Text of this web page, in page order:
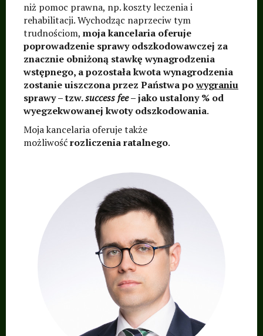
niż pomoc prawna, np. koszty leczenia i
rehabilitacji. Wychodząc naprzeciw tym
trudnościom, moja kancelaria oferuje
poprowadzenie sprawy odszkodowawczej za
znacznie obniżoną stawkę wynagrodzenia
wstępnego, a pozostała kwota wynagrodzenia
zostanie uiszczona przez Państwa powygraniu
sprawy – tzw.success fee– jako ustalony % od
wyegzekwowanej kwoty odszkodowania.
Moja kancelaria oferuje także
możliwośćrozliczenia ratalnego.